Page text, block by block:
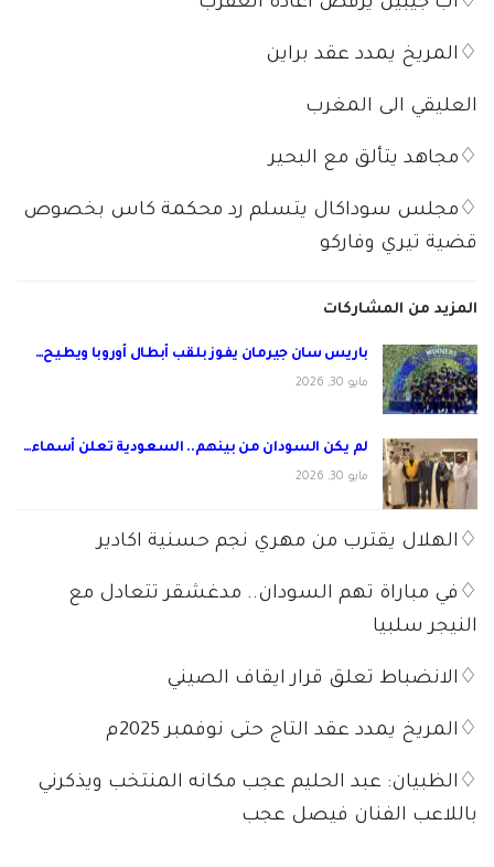
♢المريخ يمدد عقد براين
العليقي الى المغرب
♢مجاهد يتألق مع البحير
♢مجلس سوداكال يتسلم رد محكمة كاس بخصوص
قضية تيري وفاركو
المزيد من المشاركات
باريس سان جيرمان يفوز بلقب أبطال أوروبا ويطيح…
مايو 30, 2026
لم يكن السودان من بينهم.. السعودية تعلن أسماء…
مايو 30, 2026
♢الهلال يقترب من مهري نجم حسنية اكادير
♢في مباراة تهم السودان.. مدغشقر تتعادل مع
النيجر سلبيا
♢الانضباط تعلق قرار ايقاف الصيني
♢المريخ يمدد عقد التاج حتى نوفمبر 2025م
♢الظبيان: عبد الحليم عجب مكانه المنتخب ويذكرني
باللاعب الفنان فيصل عجب